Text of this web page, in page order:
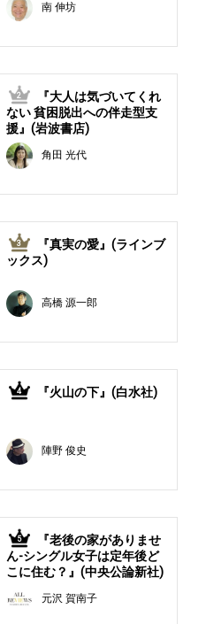
南 伸坊
2
『大人は気づいてくれ
ない 貧困脱出への伴走型支
援』(岩波書店)
角田 光代
3
『真実の愛』(ラインブ
ックス)
高橋 源一郎
4 『火山の下』(白水社)
陣野 俊史
5
『老後の家がありませ
ん-シングル女子は定年後ど
こに住む？』(中央公論新社)
元沢 賀南子